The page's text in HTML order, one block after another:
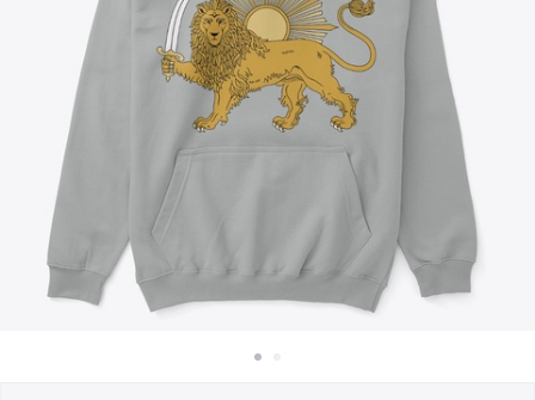
Venda em todo lugar
Venda qualquer coisa